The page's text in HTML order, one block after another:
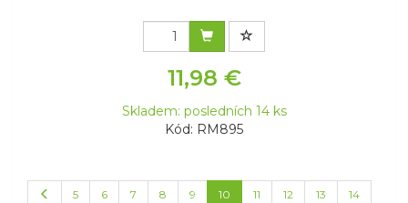
11,98 €
Skladem: posledních 14 ks
Kód: RM895
5 6 7 8 9 10 11 12 13 14